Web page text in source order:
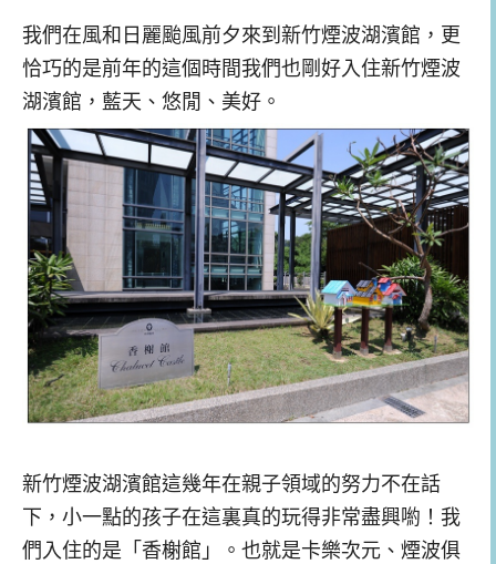
我們在風和日麗颱風前夕來到新竹煙波湖濱館，更
恰巧的是前年的這個時間我們也剛好入住新竹煙波
湖濱館，藍天、悠閒、美好。
新竹煙波湖濱館這幾年在親子領域的努力不在話
下，小一點的孩子在這裏真的玩得非常盡興喲！我
們入住的是「香榭館」。也就是卡樂次元、煙波俱